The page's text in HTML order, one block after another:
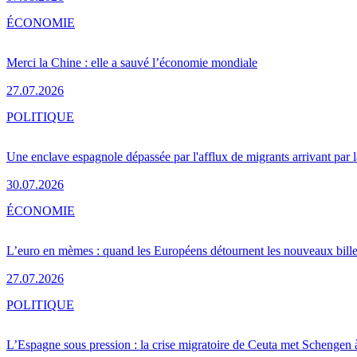
Merci la Chine : elle a sauvé l’économie mondiale
27.07.2026
ÉCONOMIE
Une enclave espagnole dépassée par l'afflux de migrants arrivant par
30.07.2026
POLITIQUE
L’euro en mèmes : quand les Européens détournent les nouveaux
27.07.2026
ÉCONOMIE
L’Espagne sous pression : la crise migratoire de Ceuta met Schengen
POLITIQUE